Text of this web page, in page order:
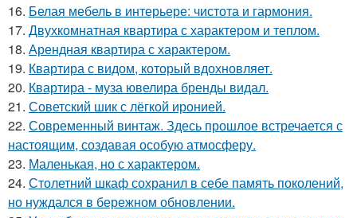
16. Белая мебель в интерьере: чистота и гармония.
17. Двухкомнатная квартира с характером и теплом.
18. Арендная квартира с характером.
19. Квартира с видом, который вдохновляет.
20. Квартира - муза ювелира бренды видал.
21. Советский шик с лёгкой иронией.
22. Современный винтаж. Здесь прошлое встречается с
настоящим, создавая особую атмосферу.
23. Маленькая, но с характером.
24. Столетний шкаф сохранил в себе память поколений,
но нуждался в бережном обновлении.